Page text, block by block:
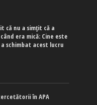
că nu a simțit că a
era mică: Cine este
schimbat acest lucru
în APA